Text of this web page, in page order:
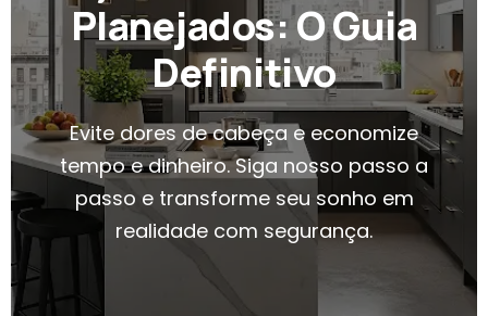
Planejados: O Guia
Definitivo
Evite dores de cabeça e economize
tempo e dinheiro. Siga nosso passo a
passo e transforme seu sonho em
realidade com segurança.